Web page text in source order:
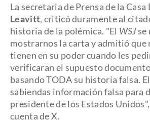
La secretaria de Prensa de la Casa
Leavitt, criticó duramente al
historia de la polémica. "El WSJse
mostrarnos la carta y admitió que
tienen en su poder cuando les
verificaran el supuesto
basando TODA su historia falsa. El
sabiendas información falsa para
presidente de los Estados
cuenta de X.